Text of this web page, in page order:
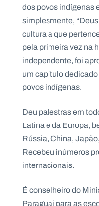
dos povos indígenas
simplesmente,
cultura a que
pela primeira vez na
independente, foi
um capítulo
povos indígenas.
Deu palestras em
Latina e da Europa,
Rússia, China,
Recebeu inúmeros
internacionais.
É conselheiro do
Paraguai para as